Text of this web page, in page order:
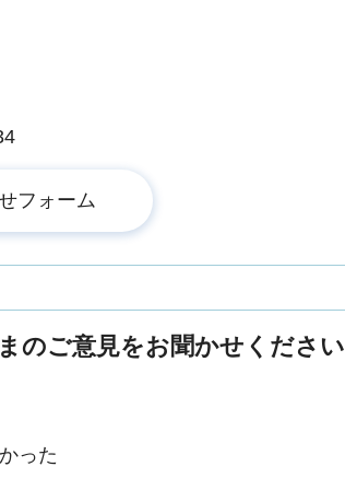
のご意見をお聞かせください
った